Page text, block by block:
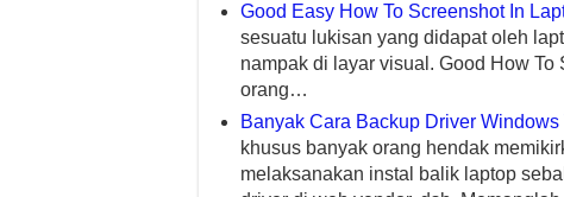
Good Easy How To Screenshot In
sesuatu lukisan yang didapat oleh
nampak di layar visual. Good How To
orang…
Banyak Cara Backup Driver
khusus banyak orang hendak
melaksanakan instal balik laptop